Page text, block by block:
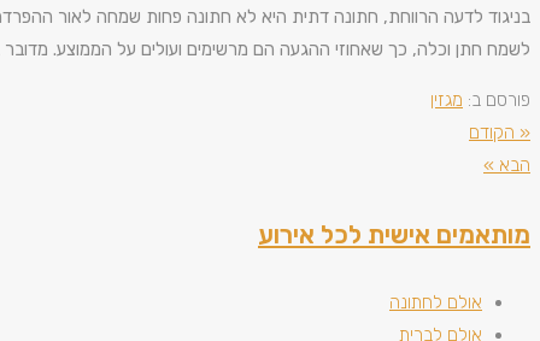
בניגוד לדעה הרווחת, חתונה דתית היא לא חתונה פחות שמחה לאור ההפרדה.
לשמח חתן וכלה, כך שאחוזי ההגעה הם מרשימים ועולים על הממוצע.
פורסם ב: מגזין
« הקודם
הבא »
מותאמים אישית לכל אירוע
אולם לחתונה
אולם לברית